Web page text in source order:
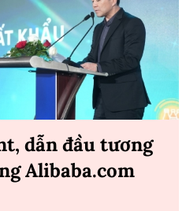
dẫn đầu tương
Alibaba.com